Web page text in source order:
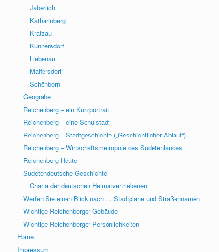
Jaberlich
Katharinberg
Kratzau
Kunnersdorf
Liebenau
Maffersdorf
Schönborn
Geografie
Reichenberg – ein Kurzportrait
Reichenberg – eine Schulstadt
Reichenberg – Stadtgeschichte („Geschichtlicher Ablauf“)
Reichenberg – Wirtschaftsmetropole des Sudetenlandes
Reichenberg Heute
Sudetendeutsche Geschichte
Charta der deutschen Heimatvertriebenen
Werfen Sie einen Blick nach … Stadtpläne und Straßennamen
Wichtige Reichenberger Gebäude
Wichtige Reichenberger Persönlichkeiten
Home
Impressum